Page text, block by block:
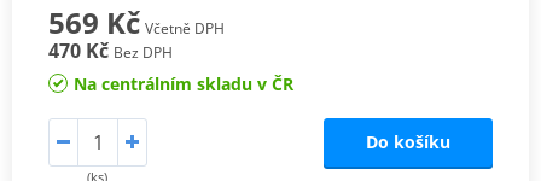
569 Kč Včetně DPH
470 Kč Bez DPH
Na centrálním skladu v ČR
(ks)
Do košíku